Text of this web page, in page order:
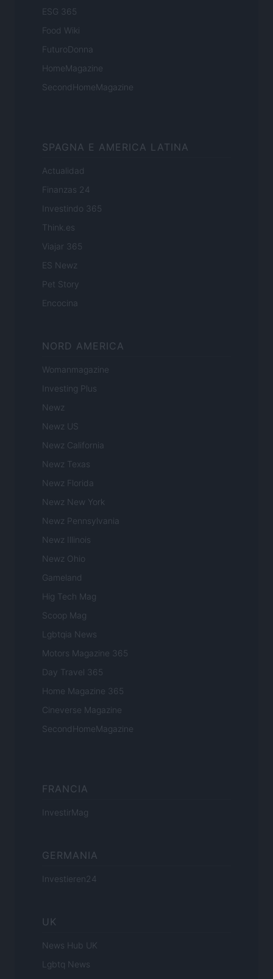
ESG 365
Food Wiki
FuturoDonna
HomeMagazine
SecondHomeMagazine
SPAGNA E AMERICA LATINA
Actualidad
Finanzas 24
Investindo 365
Think.es
Viajar 365
ES Newz
Pet Story
Encocina
NORD AMERICA
Womanmagazine
Investing Plus
Newz
Newz US
Newz California
Newz Texas
Newz Florida
Newz New York
Newz Pennsylvania
Newz Illinois
Newz Ohio
Gameland
Hig Tech Mag
Scoop Mag
Lgbtqia News
Motors Magazine 365
Day Travel 365
Home Magazine 365
Cineverse Magazine
SecondHomeMagazine
FRANCIA
InvestirMag
GERMANIA
Investieren24
UK
News Hub UK
Lgbtq News